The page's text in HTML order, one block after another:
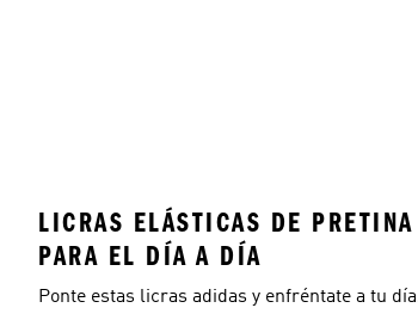
LICRAS ELÁSTICAS DE PRETINA
PARA EL DÍA A DÍA
Ponte estas licras adidas y enfréntate a tu